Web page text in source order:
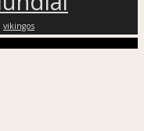
vikingos